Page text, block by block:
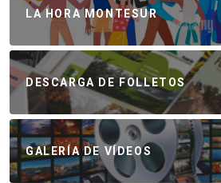
LA HORA MONTESUR
DESCARGA DE FOLLETOS
GALERÍA DE VÍDEOS